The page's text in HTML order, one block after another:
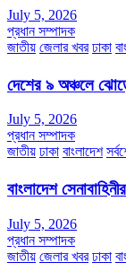
July 5, 2026
প্রধান সম্পাদক
জাতীয় জেলার খবর ঢাকা
দেশের ৯ অঞ্চলে
July 5, 2026
প্রধান সম্পাদক
জাতীয় ঢাকা বাংলাদেশ
বাংলাদেশ
July 5, 2026
প্রধান সম্পাদক
জাতীয় জেলার খবর ঢাকা